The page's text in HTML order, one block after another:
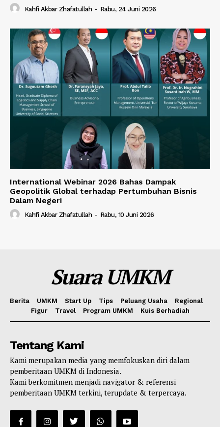
Kahfi Akbar Zhafatullah - Rabu, 24 Juni 2026
International Webinar 2026 Bahas Dampak
Geopolitik Global terhadap Pertumbuhan Bisnis
Dalam Negeri
Kahfi Akbar Zhafatullah - Rabu, 10 Juni 2026
Suara UMKM
Berita UMKM Start Up Tips Peluang Usaha
Regional
Figur
Travel Program UMKM Kuis Berhadiah
Tentang Kami
Kami merupakan media yang memfokuskan diri dalam
pemberitaan UMKM di Indonesia.
Kami berkomitmen menjadi navigator & referensi
pemberitaan UMKM terkini, terupdate & terpercaya.